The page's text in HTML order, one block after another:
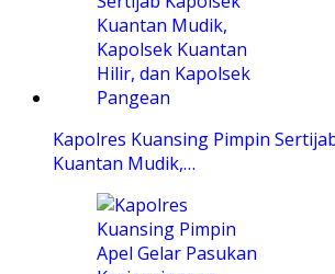
Kapolres Kuansing Pimpin
Kuantan Mudik,…